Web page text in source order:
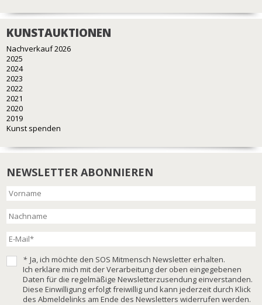
KUNSTAUKTIONEN
Nachverkauf 2026
2025
2024
2023
2022
2021
2020
2019
Kunst spenden
NEWSLETTER ABONNIEREN
* Ja, ich möchte den SOS Mitmensch Newsletter erhalten.
Ich erkläre mich mit der Verarbeitung der oben eingegebenen
Daten für die regelmäßige Newsletterzusendung einverstanden.
Diese Einwilligung erfolgt freiwillig und kann jederzeit durch Klick
des Abmeldelinks am Ende des Newsletters widerrufen werden.